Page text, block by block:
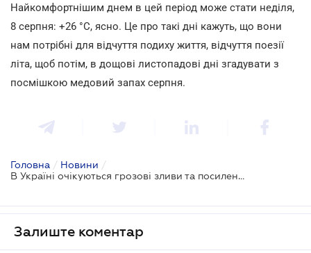
Найкомфортнішим днем в цей період може стати неділя,
8 серпня: +26 °С, ясно. Це про такі дні кажуть, що вони
нам потрібні для відчуття подиху життя, відчуття поезії
літа, щоб потім, в дощові листопадові дні згадувати з
посмішкою медовий запах серпня.
Головна / Новини /
В Україні очікуються грозові зливи та посилення вітру до 15-24 м/сек
Залиште коментар